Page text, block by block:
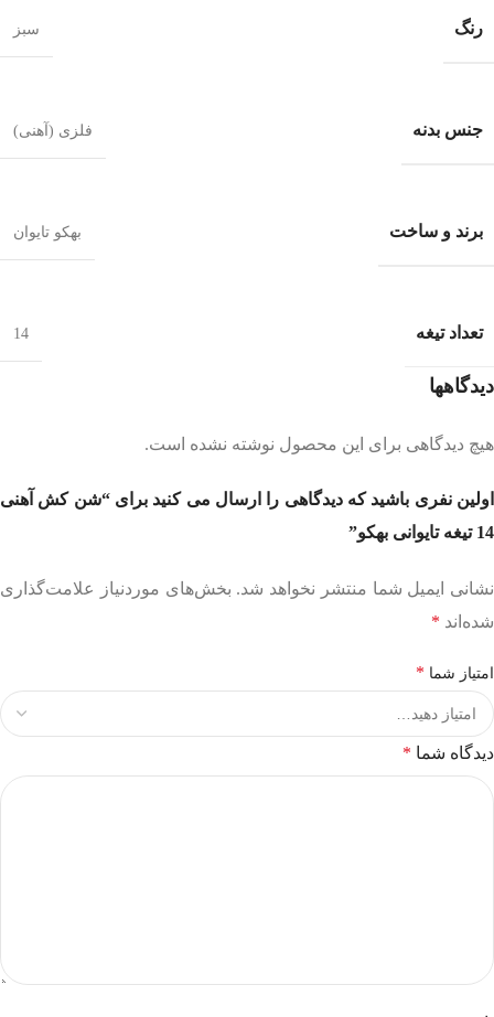
رنگ سبز
جنس بدنه فلزی (آهنی)
برند و ساخت بهکو تایوان
تعداد تیغه 14
دیدگاهها
هیچ دیدگاهی برای این محصول نوشته نشده است.
اولین نفری باشید که دیدگاهی را ارسال می کنید برای “شن کش آهنی
14 تیغه تایوانی بهکو”
نشانی ایمیل شما منتشر نخواهد شد. بخش‌های موردنیاز علامت‌گذاری
شده‌اند *
امتیاز شما *
دیدگاه شما *